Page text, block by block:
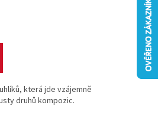
která jde vzájemně
druhů kompozic.